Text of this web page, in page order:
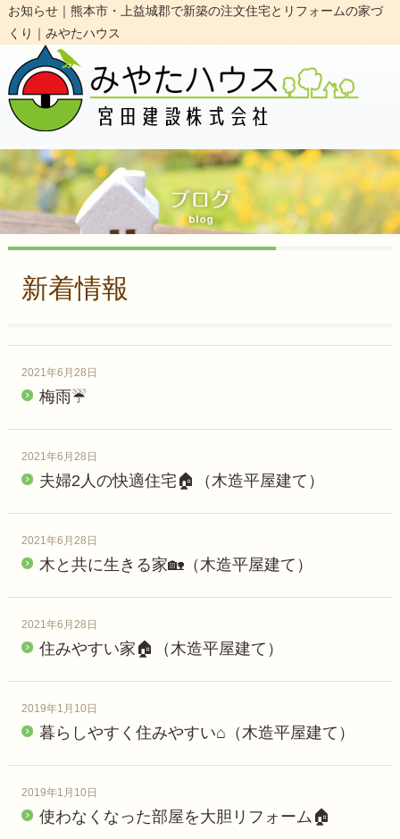
お知らせ｜熊本市・上益城郡で新築の注文住宅とリフォームの家づ
くり｜みやたハウス
新着情報
2021年6月28日
梅雨☔
2021年6月28日
夫婦2人の快適住宅🏠（木造平屋建て）
2021年6月28日
木と共に生きる家🏡（木造平屋建て）
2021年6月28日
住みやすい家🏠（木造平屋建て）
2019年1月10日
暮らしやすく住みやすい⌂（木造平屋建て）
2019年1月10日
使わなくなった部屋を大胆リフォーム🏠